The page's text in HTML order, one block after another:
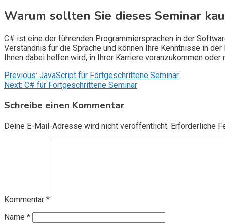
Warum sollten Sie dieses Seminar
C# ist eine der führenden Programmiersprachen in der
Verständnis für die Sprache und können Ihre Kenntnisse in
Ihnen dabei helfen wird, in Ihrer Karriere voranzukommen
Beitragsnavigation
Previous: JavaScript für Fortgeschrittene Seminar
Next: C# für Fortgeschrittene Seminar
Schreibe einen Kommentar
Deine E-Mail-Adresse wird nicht veröffentlicht. Erforderliche
Kommentar *
Name *